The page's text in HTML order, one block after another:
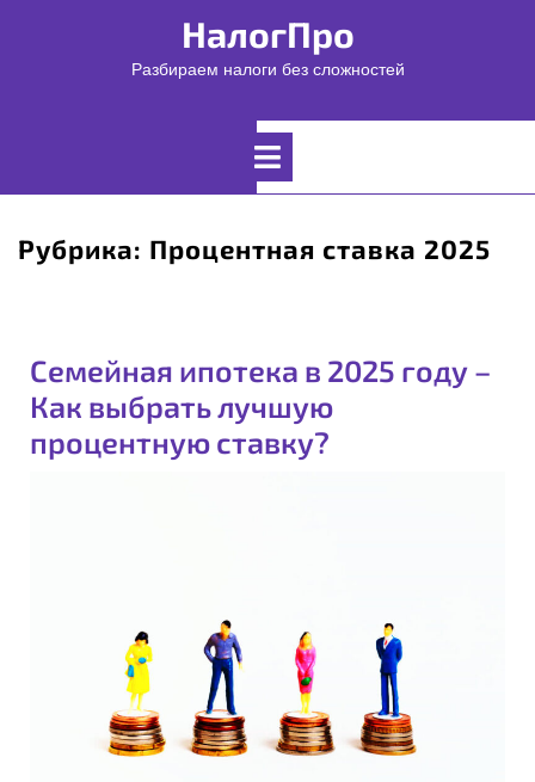
НалогПро
Разбираем налоги без сложностей
Открыть
Рубрика: Процентная ставка 2025
Семейная ипотека в 2025 году –
Как выбрать лучшую
процентную ставку?